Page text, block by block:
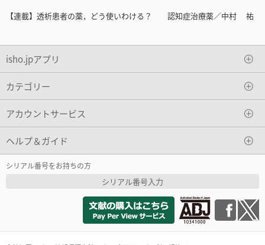
【連載】透析患者の薬，どう使いわける？ 認知症治療薬／中村 祐
isho.jpアプリ
カテゴリー
アカウントサービス
ヘルプ＆ガイド
シリアル番号をお持ちの方
シリアル番号入力